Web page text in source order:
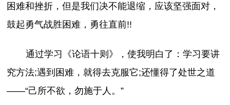
困难和挫折，但是我们决不能退缩，应该坚强面对，
鼓起勇气战胜困难，勇往直前!!
通过学习《论语十则》，使我明白了：学习要讲
究方法;遇到困难，就得去克服它;还懂得了处世之道
——“己所不欲，勿施于人。”